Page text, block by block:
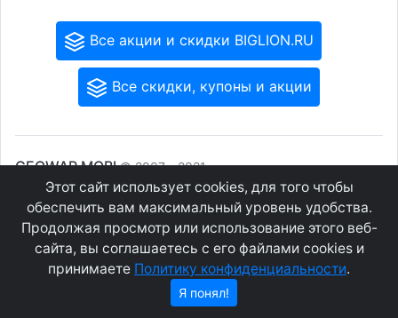
Все акции и скидки BIGLION.RU
Все скидки, купоны и акции
GEOWAP.MOBI© 2007 - 2021
Соглашение
Конфиденциальность
О сайте
Контакты
Этот сайт использует cookies, для того чтобы
обеспечить вам максимальный уровень удобства.
Продолжая просмотр или использование этого веб-
сайта, вы соглашаетесь с его файлами cookies и
принимаете Политику конфиденциальности.
Я понял!